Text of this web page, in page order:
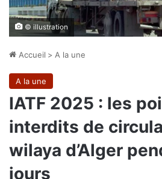
© illustration
Accueil > A la une
A la une
IATF 2025 : les
interdits de
wilaya d’Alger
jours